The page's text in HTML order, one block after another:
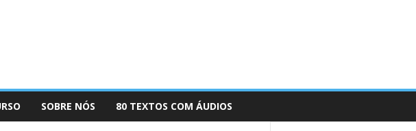
SOBRE NÓS 80 TEXTOS COM ÁUDIOS